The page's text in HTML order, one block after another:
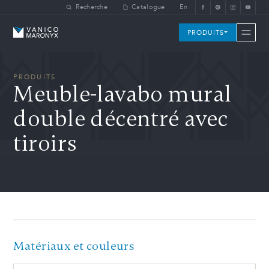
Skip to main contentRecherche Catalogue En
Vanico-Maronyx PRODUITS
PRODUITS
Meuble-lavabo mural
double décentré avec
tiroirs
Matériaux et couleurs